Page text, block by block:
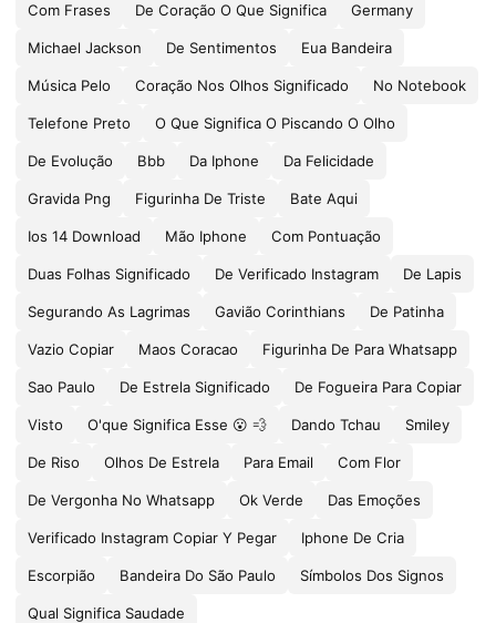
Com Frases De Coração O Que Significa Germany
Michael Jackson De Sentimentos Eua Bandeira
Música Pelo Coração Nos Olhos Significado No Notebook
Telefone Preto O Que Significa O Piscando O Olho
De Evolução Bbb Da Iphone Da Felicidade
Gravida Png Figurinha De Triste Bate Aqui
Ios 14 Download Mão Iphone Com Pontuação
Duas Folhas Significado De Verificado Instagram De Lapis
Segurando As Lagrimas Gavião Corinthians De Patinha
Vazio Copiar Maos Coracao Figurinha De Para Whatsapp
Sao Paulo De Estrela Significado De Fogueira Para Copiar
Visto O'que Significa Esse 😮 💨 Dando Tchau Smiley
De Riso Olhos De Estrela Para Email Com Flor
De Vergonha No Whatsapp Ok Verde Das Emoções
Verificado Instagram Copiar Y Pegar Iphone De Cria
Escorpião Bandeira Do São Paulo Símbolos Dos Signos
Qual Significa Saudade